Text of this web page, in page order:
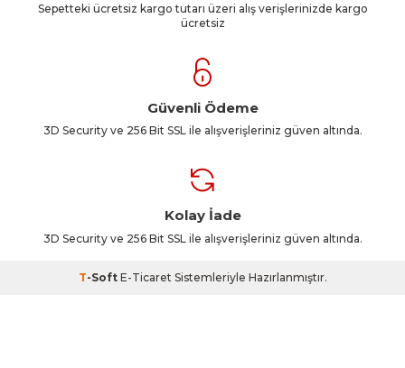
Sepetteki ücretsiz kargo tutarı üzeri alış verişlerinizde kargo
ücretsiz
Güvenli Ödeme
3D Security ve 256 Bit SSL ile alışverişleriniz güven altında.
Kolay İade
3D Security ve 256 Bit SSL ile alışverişleriniz güven altında.
T-Soft E-Ticaret Sistemleriyle Hazırlanmıştır.